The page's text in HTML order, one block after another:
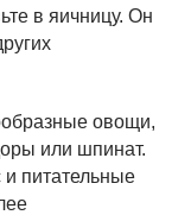
в яичницу. Он
овощи,
или шпинат.
и питательные